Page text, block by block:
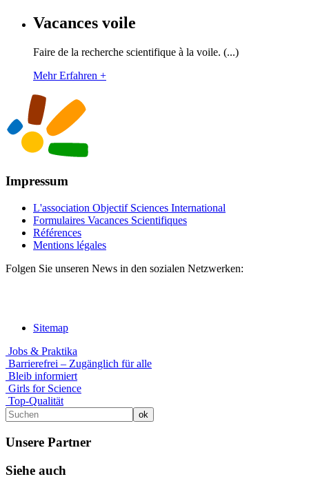
Vacances voile
Faire de la recherche scientifique à la voile. (...)
Mehr Erfahren +
Impressum
L'association Objectif Sciences International
Formulaires Vacances Scientifiques
Références
Mentions légales
Folgen Sie unseren News in den sozialen Netzwerken:
Sitemap
Jobs & Praktika
Barrierefrei – Zugänglich für alle
Bleib informiert
Girls for Science
Top-Qualität
Unsere Partner
Siehe auch